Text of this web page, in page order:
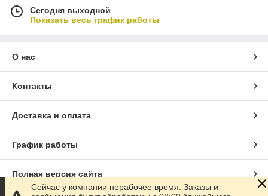
Сегодня выходной
Показать весь график работы
О нас
Контакты
Доставка и оплата
График работы
Полная версия сайта
Сейчас у компании нерабочее время. Заказы и